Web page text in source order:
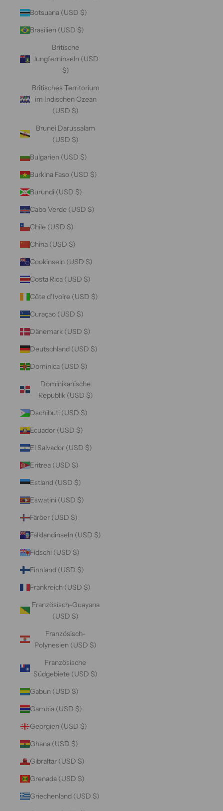
Botsuana (USD $)
Brasilien (USD $)
Britische
Jungferninseln (USD
$)
Britisches Territorium
im Indischen Ozean
(USD $)
Brunei Darussalam
(USD $)
Bulgarien (USD $)
Burkina Faso (USD $)
Burundi (USD $)
Cabo Verde (USD $)
Chile (USD $)
China (USD $)
Cookinseln (USD $)
Costa Rica (USD $)
Côte d’Ivoire (USD $)
Curaçao (USD $)
Dänemark (USD $)
Deutschland (USD $)
Dominica (USD $)
Dominikanische
Republik (USD $)
Dschibuti (USD $)
Ecuador (USD $)
El Salvador (USD $)
Eritrea (USD $)
Estland (USD $)
Eswatini (USD $)
Färöer (USD $)
Falklandinseln (USD $)
Fidschi (USD $)
Finnland (USD $)
Frankreich (USD $)
Französisch-Guayana
(USD $)
Französisch-
Polynesien (USD $)
Französische
Südgebiete (USD $)
Gabun (USD $)
Gambia (USD $)
Georgien (USD $)
Ghana (USD $)
Gibraltar (USD $)
Grenada (USD $)
Griechenland (USD $)